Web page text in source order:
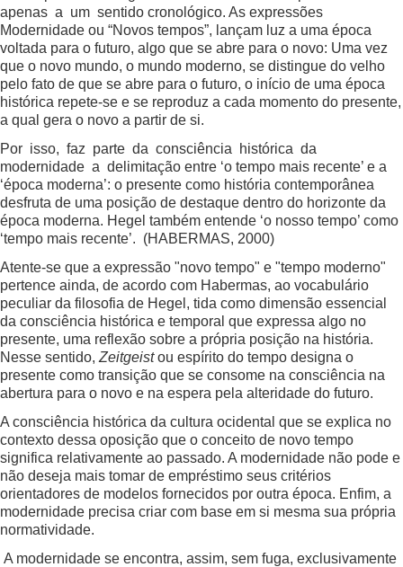
apenas a um sentido cronológico. As expressões
Modernidade ou “Novos tempos”, lançam luz a uma época
voltada para o futuro, algo que se abre para o novo: Uma vez
que o novo mundo, o mundo moderno, se distingue do velho
pelo fato de que se abre para o futuro, o início de uma época
histórica repete-se e se reproduz a cada momento do presente,
a qual gera o novo a partir de si.
Por isso, faz parte da consciência histórica da
modernidade a delimitação entre ‘o tempo mais recente’ e a
‘época moderna’: o presente como história contemporânea
desfruta de uma posição de destaque dentro do horizonte da
época moderna. Hegel também entende ‘o nosso tempo’ como
‘tempo mais recente’. (HABERMAS, 2000)
Atente-se que a expressão "novo tempo" e "tempo moderno"
pertence ainda, de acordo com Habermas, ao vocabulário
peculiar da filosofia de Hegel, tida como dimensão essencial
da consciência histórica e temporal que expressa algo no
presente, uma reflexão sobre a própria posição na história.
Nesse sentido, Zeitgeistou espírito do tempo designa o
presente como transição que se consome na consciência na
abertura para o novo e na espera pela alteridade do futuro.
A consciência histórica da cultura ocidental que se explica no
contexto dessa oposição que o conceito de novo tempo
significa relativamente ao passado. A modernidade não pode e
não deseja mais tomar de empréstimo seus critérios
orientadores de modelos fornecidos por outra época. Enfim, a
modernidade precisa criar com base em si mesma sua própria
normatividade.
A modernidade se encontra, assim, sem fuga, exclusivamente